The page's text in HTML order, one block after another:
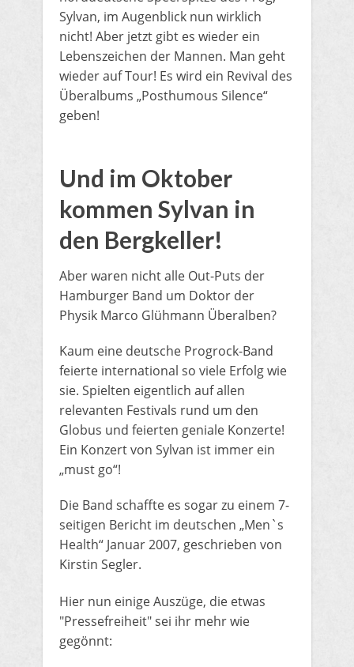
Sylvan, im Augenblick nun wirklich
nicht! Aber jetzt gibt es wieder ein
Lebenszeichen der Mannen. Man geht
wieder auf Tour! Es wird ein Revival des
Überalbums „Posthumous Silence“
geben!
​Und im Oktober
kommen Sylvan in
den Bergkeller!
Aber waren nicht alle Out-Puts der
Hamburger Band um Doktor der
Physik Marco Glühmann Überalben?
Kaum eine deutsche Progrock-Band
feierte international so viele Erfolg wie
sie. Spielten eigentlich auf allen
relevanten Festivals rund um den
Globus und feierten geniale Konzerte!
Ein Konzert von Sylvan ist immer ein
„must go“!
Die Band schaffte es sogar zu einem 7-
seitigen Bericht im deutschen „Men`s
Health“ Januar 2007, geschrieben von
Kirstin Segler.
Hier nun einige Auszüge, die etwas
"Pressefreiheit" sei ihr mehr wie
gegönnt: